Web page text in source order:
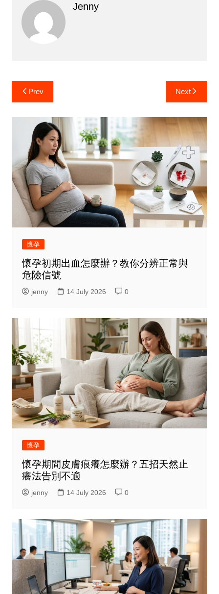
Jenny
Post
navigation
Prev Next
懷孕
懷孕初期出血怎麼辦？教你分辨正常與
危險信號
jenny 14 July 2026 0
懷孕
懷孕期間皮膚痕癢怎麼辦？五招天然止
癢法告別不適
jenny 14 July 2026 0